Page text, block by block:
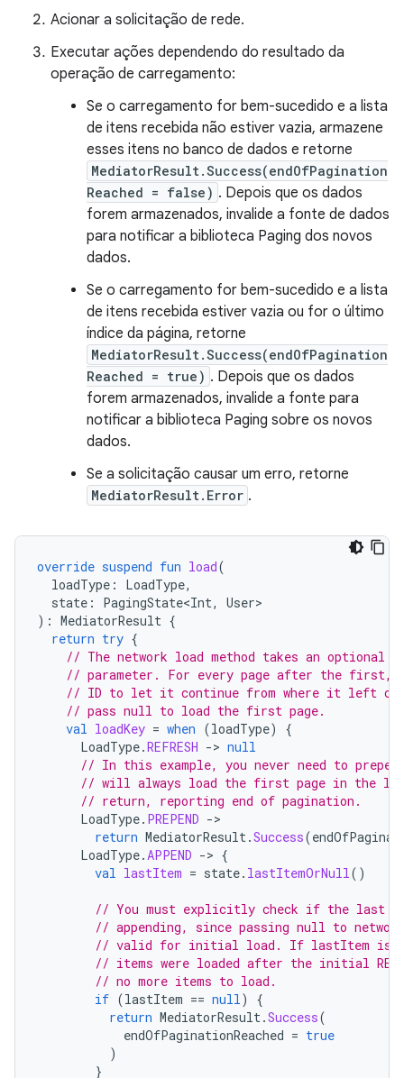
Acionar a solicitação de rede.
Executar ações dependendo do resultado da
operação de carregamento:
Se o carregamento for bem-sucedido e a lista
de itens recebida não estiver vazia, armazene
esses itens no banco de dados e retorne
MediatorResult.Success(endOfPagination
Reached = false) . Depois que os dados
forem armazenados, invalide a fonte de dados
para notificar a biblioteca Paging dos novos
dados.
Se o carregamento for bem-sucedido e a lista
de itens recebida estiver vazia ou for o último
índice da página, retorne
MediatorResult.Success(endOfPagination
Reached = true) . Depois que os dados
forem armazenados, invalide a fonte para
notificar a biblioteca Paging sobre os novos
dados.
Se a solicitação causar um erro, retorne
MediatorResult.Error .
override suspend fun load(
loadType : LoadType,
state : PagingState<Int, User
): MediatorResult {
return try {
// The network load method takes an optional
// parameter. For every page after the first,
// ID to let it continue from where it left off.
// pass null to load the first page.
val loadKey = when (loadType)
{
LoadType.REFRESH -> null
// In this example, you never need to prepend,
// will always load the first page in the
// return, reporting end of pagination.
LoadType. PREPEND -
return MediatorResult .Success(
LoadType. APPEND -> {
val lastItem = state. lastItemOrNull ()
// You must explicitly check if the last
// appending, since passing null to
// valid for initial load. If lastItem is
// items were loaded after the initial
// no more items to load.
if (lastItem == null )
{
return MediatorResult .Success(
endOfPaginationReached = true
)
}